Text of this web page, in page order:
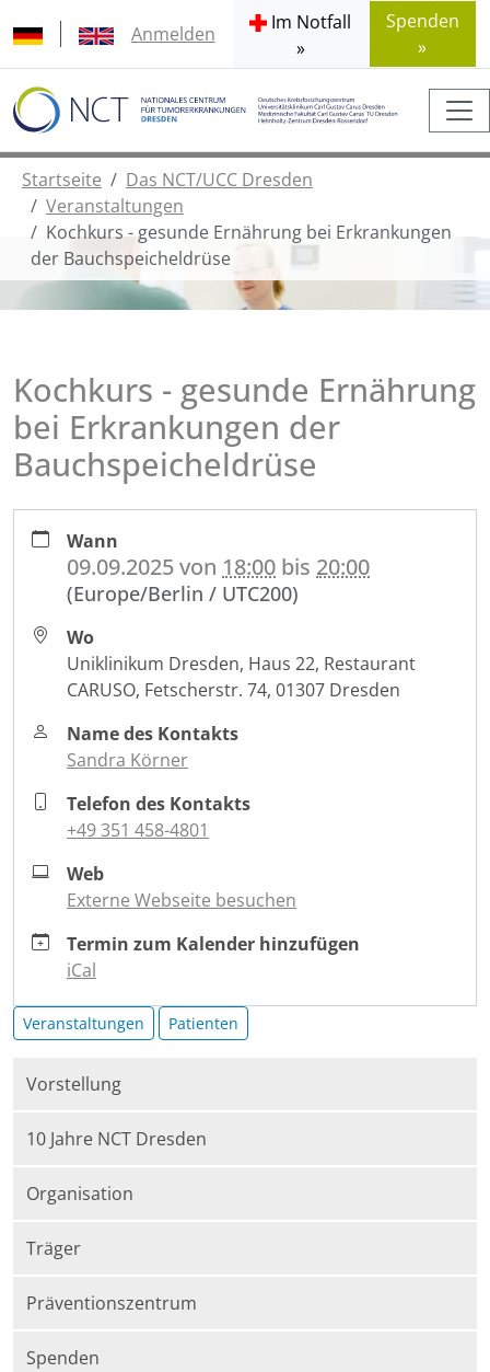
Anmelden
Im Notfall
»
Spenden
»
Startseite
Das NCT/UCC Dresden
Veranstaltungen
Kochkurs - gesunde Ernährung bei Erkrankungen
der Bauchspeicheldrüse
Kochkurs - gesunde Ernährung
bei Erkrankungen der
Bauchspeicheldrüse
dresden.de/de/das-
nctucc-
dresden/veranstaltungen/kochkurs-
gesunde-
ernaehrung-
der-
bauchspeicheldruese-
Kochkurs
gesunde
Ernährung
Erkrankungen
2025-
09-
09T18:00:00+02:00
09T20:00:00+02:00
Wann
09.09.2025von 18:00 bis 20:00
(Europe/Berlin / UTC200)
Wo
Uniklinikum Dresden, Haus 22, Restaurant
CARUSO, Fetscherstr. 74, 01307 Dresden
Name des Kontakts
Sandra Körner
Telefon des Kontakts
+49 351 458-4801
Web
Externe Webseite besuchen
Termin zum Kalender hinzufügen
iCal
Veranstaltungen Patienten
Vorstellung
10 Jahre NCT Dresden
Organisation
Träger
Präventionszentrum
Spenden